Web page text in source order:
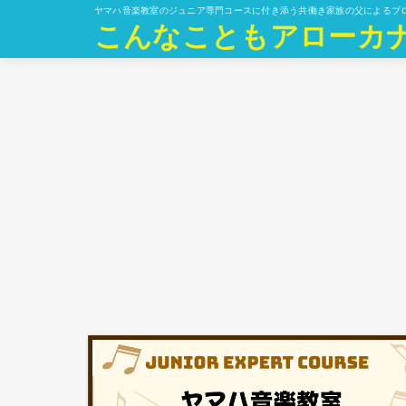
ヤマハ音楽教室のジュニア専門コースに付き添う共働き家族の父によるブ
こんなこともアローカ